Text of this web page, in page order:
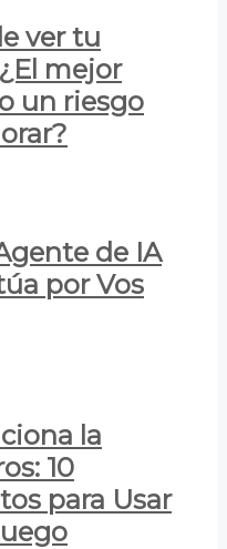
ver tu
mejor
un riesgo
de IA
por Vos
la
10
para Usar